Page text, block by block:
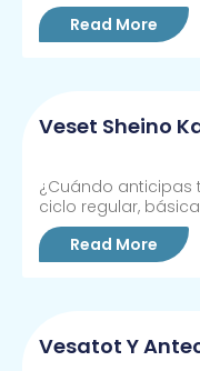
Read More
Veset Sheino
¿Cuándo anticipas
ciclo regular,
Read More
Vesatot Y